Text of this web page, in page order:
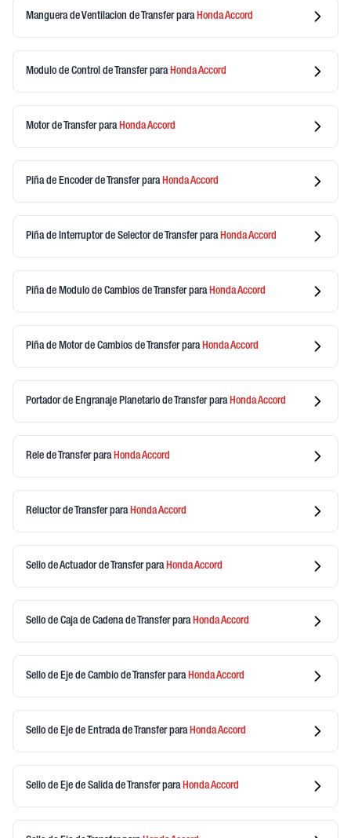
Manguera de Ventilacion de Transferpara HondaAccord
Modulo de Control de Transferpara HondaAccord
Motor de Transferpara HondaAccord
Piña de Encoder de Transferpara HondaAccord
Piña de Interruptor de Selector de Transferpara HondaAccord
Piña de Modulo de Cambios de Transferpara HondaAccord
Piña de Motor de Cambios de Transferpara HondaAccord
Portador de Engranaje Planetario de Transferpara HondaAccord
Rele de Transferpara HondaAccord
Reluctor de Transferpara HondaAccord
Sello de Actuador de Transferpara HondaAccord
Sello de Caja de Cadena de Transferpara HondaAccord
Sello de Eje de Cambio de Transferpara HondaAccord
Sello de Eje de Entrada de Transferpara HondaAccord
Sello de Eje de Salida de Transferpara HondaAccord